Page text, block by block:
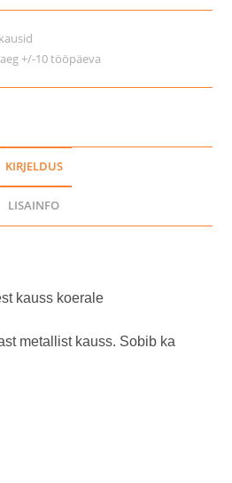
+/-10 tööpäeva
KIRJELDUS
LISAINFO
kauss koerale
metallist kauss. Sobib ka